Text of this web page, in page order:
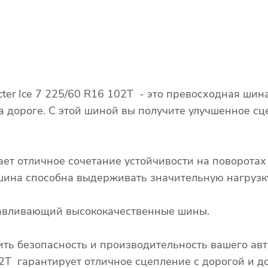
Ice 7 225/60 R16 102T - это превосходная
дороге. С этой шиной вы получите улучшенное
отличное сочетание устойчивости на
способна выдерживать значительную
высококачественные шины.
безопасность и производительность вашего
гарантирует отличное сцепление с дорогой и